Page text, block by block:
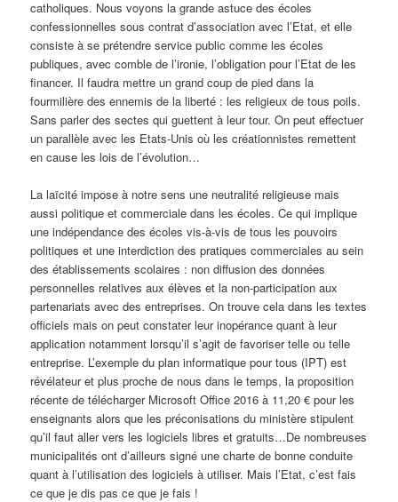
catholiques. Nous voyons la grande astuce des écoles
confessionnelles sous contrat d’association avec l’Etat, et elle
consiste à se prétendre service public comme les écoles
publiques, avec comble de l’ironie, l’obligation pour l’Etat de les
financer. Il faudra mettre un grand coup de pied dans la
fourmilière des ennemis de la liberté : les religieux de tous poils.
Sans parler des sectes qui guettent à leur tour. On peut effectuer
un parallèle avec les Etats-Unis où les créationnistes remettent
en cause les lois de l’évolution…
La laïcité impose à notre sens une neutralité religieuse mais
aussi politique et commerciale dans les écoles. Ce qui implique
une indépendance des écoles vis-à-vis de tous les pouvoirs
politiques et une interdiction des pratiques commerciales au sein
des établissements scolaires : non diffusion des données
personnelles relatives aux élèves et la non-participation aux
partenariats avec des entreprises. On trouve cela dans les textes
officiels mais on peut constater leur inopérance quant à leur
application notamment lorsqu’il s’agit de favoriser telle ou telle
entreprise. L’exemple du plan informatique pour tous (IPT) est
révélateur et plus proche de nous dans le temps, la proposition
récente de télécharger Microsoft Office 2016 à 11,20 € pour les
enseignants alors que les préconisations du ministère stipulent
qu’il faut aller vers les logiciels libres et gratuits…De nombreuses
municipalités ont d’ailleurs signé une charte de bonne conduite
quant à l’utilisation des logiciels à utiliser. Mais l’Etat, c’est fais
ce que je dis pas ce que je fais !